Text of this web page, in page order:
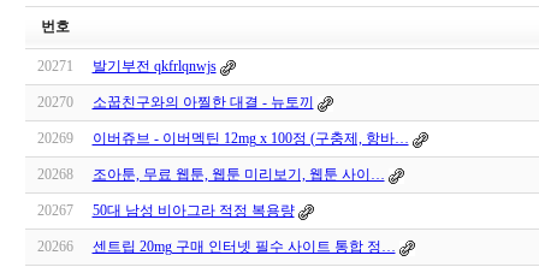
번호
20271 발기부전 qkfrlqnwjs
20270 소꿉친구와의 아찔한 대결 - 뉴토끼
20269 이버쥬브 - 이버멕틴 12mg x 100정 (구충제, 항바…
20268 조아툰, 무료 웹툰, 웹툰 미리보기, 웹툰 사이…
20267 50대 남성 비아그라 적정 복용량
20266 센트립 20mg 구매 인터넷 필수 사이트 통합 정…